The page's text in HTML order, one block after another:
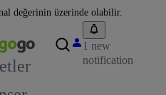
değerinin üzerinde olabilir.
1 new
notification